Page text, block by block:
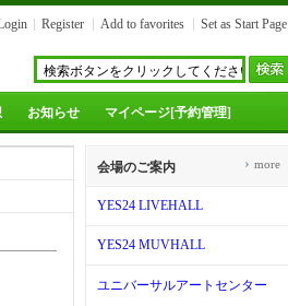
Register Add to favorites Set as Start Page
お知らせ マイページ[予約管理]
会場のご案内
YES24 LIVEHALL
YES24 MUVHALL
ユニバーサルアートセンター
› more